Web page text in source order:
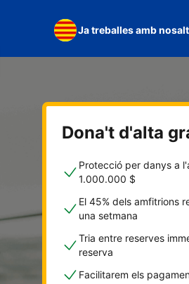
Ja treballes amb
Dona't d'alta
Protecció per danys a
1.000.000 $
El 45% dels amfitrions
una setmana
Tria entre reserves
reserva
Facilitarem els